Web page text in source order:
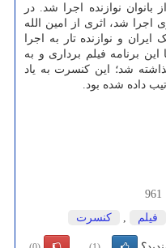
نوازنده اجرا شد. در
شد، اثری از امین الله
و نوازنده تار به اجرا
برنامه فیلم برداری و به
شد؛ این کنسرت به یاد
داده شده بود.
961
فیلم كنسرت